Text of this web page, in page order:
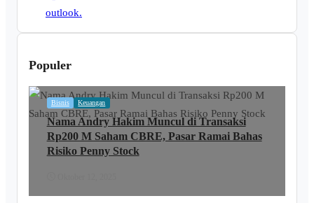
Populer
Bisnis Keuangan
Nama Andry Hakim Muncul di Transaksi
Rp200 M Saham CBRE, Pasar Ramai Bahas
Risiko Penny Stock